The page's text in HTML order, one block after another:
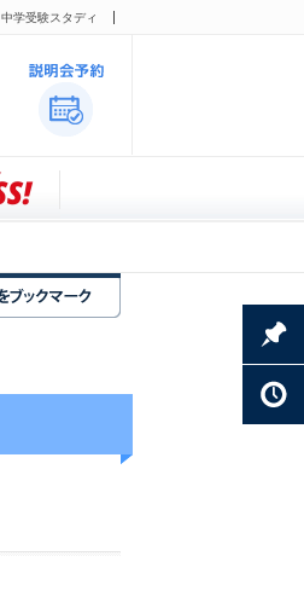
中学受験スタディ